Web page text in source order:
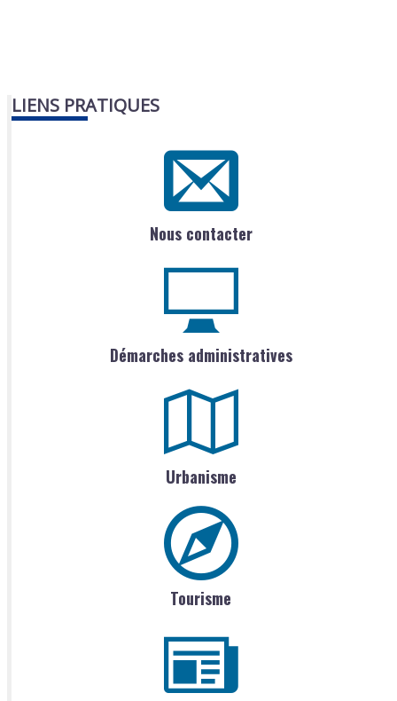
LIENS PRATIQUES
Nous contacter
Démarches administratives
Urbanisme
Tourisme